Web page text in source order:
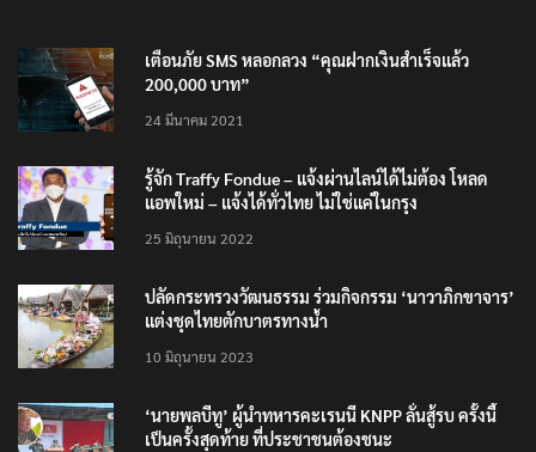
เตือนภัย SMS หลอกลวง “คุณฝากเงินสำเร็จแล้ว
200,000 บาท”
24 มีนาคม 2021
รู้จัก Traffy Fondue – แจ้งผ่านไลน์ได้ไม่ต้อง โหลด
แอพใหม่ – แจ้งได้ทั่วไทย ไม่ใช่แค่ในกรุง
25 มิถุนายน 2022
ปลัดกระทรวงวัฒนธรรม ร่วมกิจกรรม ‘นาวาภิกขาจาร’
แต่งชุดไทยตักบาตรทางน้ำ
10 มิถุนายน 2023
‘นายพลบีทู’ ผู้นำทหารคะเรนนี KNPP ลั่นสู้รบ ครั้งนี้
เป็นครั้งสุดท้าย ที่ประชาชนต้องชนะ